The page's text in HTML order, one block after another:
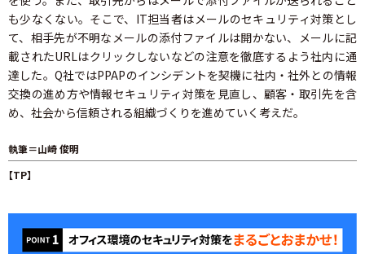
も少なくない。そこで、IT担当者はメールのセキュリティ対策とし
て、相手先が不明なメールの添付ファイルは開かない、メールに記
載されたURLはクリックしないなどの注意を徹底するよう社内に通
達した。Q社ではPPAPのインシデントを契機に社内・社外との情報
交換の進め方や情報セキュリティ対策を見直し、顧客・取引先を含
め、社会から信頼される組織づくりを進めていく考えだ。
執筆＝山崎 俊明
【TP】